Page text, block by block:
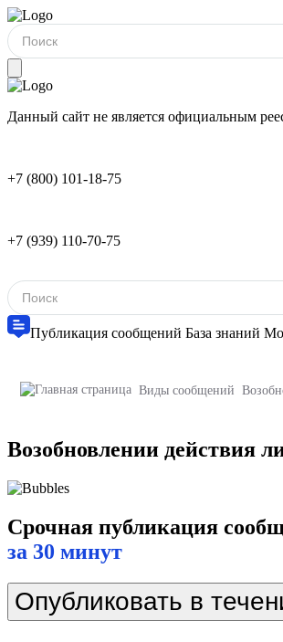
Данный сайт не является официальным
+7 (800) 101-18-75
+7 (939) 110-70-75
Публикация сообщений База знаний
Виды сообщений
Возобновлении действия
Срочная публикация
за 30 минут
Опубликовать в